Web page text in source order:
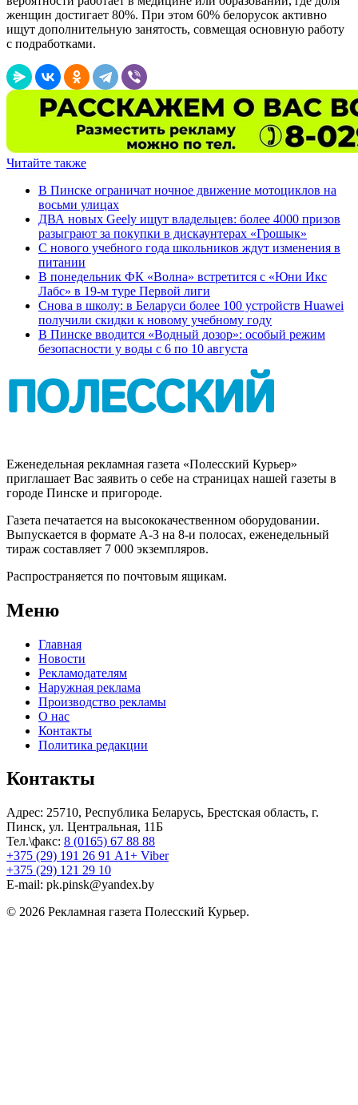
женщин достигает 80%. При этом 60% белорусок активно
ищут дополнительную занятость, совмещая основную работу
с подработками.
Читайте также
В Пинске ограничат ночное движение мотоциклов на
восьми улицах
ДВА новых Geely ищут владельцев: более 4000 призов
разыграют за покупки в дискаунтерах «Грошык»
С нового учебного года школьников ждут изменения в
питании
В понедельник ФК «Волна» встретится с «Юни Икс
Лабс» в 19-м туре Первой лиги
Снова в школу: в Беларуси более 100 устройств Huawei
получили скидки к новому учебному году
В Пинске вводится «Водный дозор»: особый режим
безопасности у воды с 6 по 10 августа
Еженедельная рекламная газета «Полесский Курьер»
приглашает Вас заявить о себе на страницах нашей газеты в
городе Пинске и пригороде.
Газета печатается на высококачественном оборудовании.
Выпускается в формате А-3 на 8-и полосах, еженедельный
тираж составляет 7 000 экземпляров.
Распространяется по почтовым ящикам.
Меню
Главная
Новости
Рекламодателям
Наружная реклама
Производство рекламы
О нас
Контакты
Политика редакции
Контакты
Адрес: 25710, Республика Беларусь, Брестская область, г.
Пинск, ул. Центральная, 11Б
Тел.\факс: 8 (0165) 67 88 88
+375 (29) 191 26 91 A1+ Viber
+375 (29) 121 29 10
E-mail: pk.pinsk@yandex.by
© 2026 Рекламная газета Полесский Курьер.